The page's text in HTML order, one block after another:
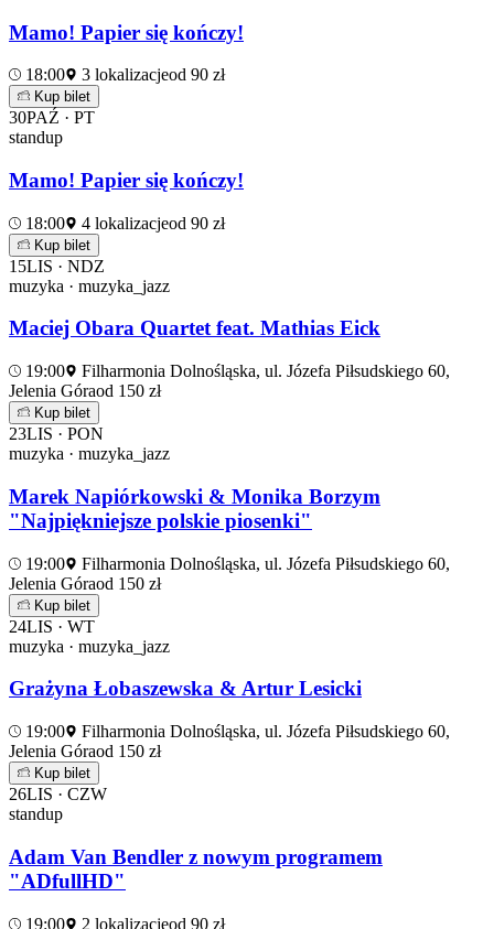
Mamo! Papier się kończy!
18:00 3 lokalizacjeod 90 zł
Kup bilet
30PAŹ · PT
standup
Mamo! Papier się kończy!
18:00 4 lokalizacjeod 90 zł
Kup bilet
15LIS · NDZ
muzyka · muzyka_jazz
Maciej Obara Quartet feat. Mathias Eick
19:00
Filharmonia Dolnośląska, ul. Józefa Piłsudskiego 60,
Jelenia Góraod 150 zł
Kup bilet
23LIS · PON
muzyka · muzyka_jazz
Marek Napiórkowski & Monika Borzym
"Najpiękniejsze polskie piosenki"
19:00
Filharmonia Dolnośląska, ul. Józefa Piłsudskiego 60,
Jelenia Góraod 150 zł
Kup bilet
24LIS · WT
muzyka · muzyka_jazz
Grażyna Łobaszewska & Artur Lesicki
19:00
Filharmonia Dolnośląska, ul. Józefa Piłsudskiego 60,
Jelenia Góraod 150 zł
Kup bilet
26LIS · CZW
standup
Adam Van Bendler z nowym programem
"ADfullHD"
19:00 2 lokalizacjeod 90 zł